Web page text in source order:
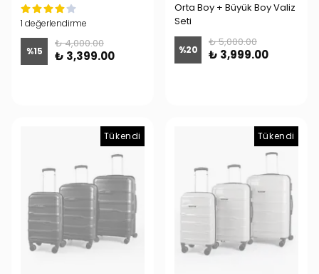
1 değerlendirme
%15
₺ 4,000.00
₺ 3,399.00
Orta Boy + Büyük Boy Valiz
Seti
%20
₺ 5,000.00
₺ 3,999.00
Tükendi Tükendi